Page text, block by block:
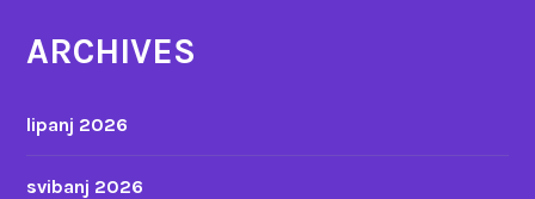
ARCHIVES
lipanj 2026
svibanj 2026